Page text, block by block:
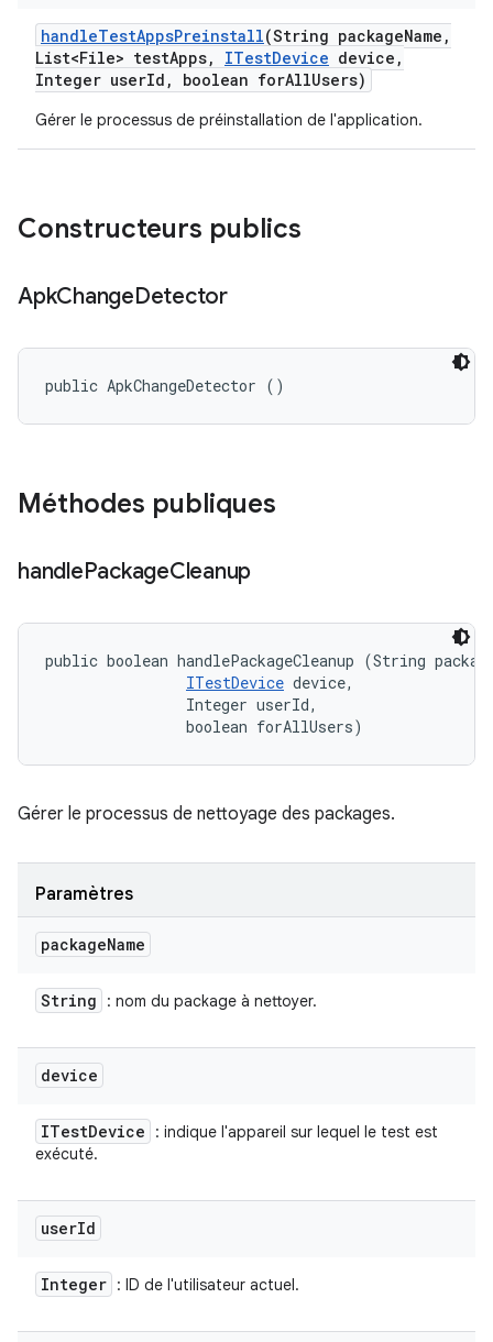
handleTestAppsPreinstall(String packageName ,
List<File> testApps, ITestDevice device ,
Integer userId , boolean forAllUsers)
Gérer le processus de préinstallation de l'application.
Constructeurs publics
ApkChangeDetector
public ApkChangeDetector ()
Méthodes publiques
handlePackageCleanup
public boolean handlePackageCleanup (String
ITestDevice device,
                Integer userId,
                boolean forAllUsers)
Gérer le processus de nettoyage des packages.
Paramètres
packageName
String : nom du package à nettoyer.
device
ITestDevice
: indique l'appareil sur lequel le test est
exécuté.
userId
Integer : ID de l'utilisateur actuel.